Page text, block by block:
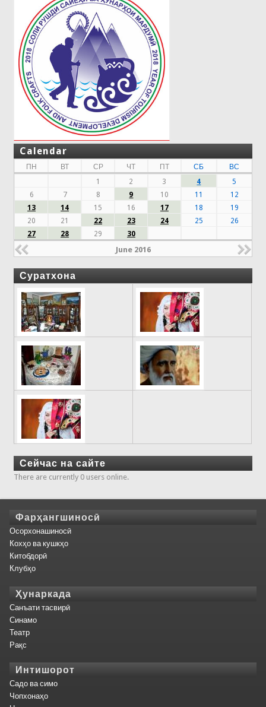
Calendar
ПН ВТ СР ЧТ ПТ СБ
ВС
1
2 3 4
5
6
7 8 9 10 11
12
13
14 15 16 17 18
19
20
21 22 23 24 25
26
27
28 29 30
June 2016
Суратхона
Сейчас на сайте
There are currently 0 users online.
Фарҳангшиносӣ
Осорхонашиносӣ
Кохҳо ва кушкҳо
Китобдорӣ
Клубҳо
Ҳунаркада
Санъати тасвирӣ
Синамо
Театр
Рақс
Интишорот
Садо ва симо
Чопхонаҳо